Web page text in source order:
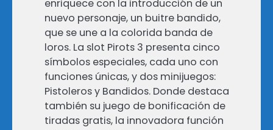
enriquece con la introducción de un
nuevo personaje, un buitre bandido,
que se une a la colorida banda de
loros. La slot Pirots 3 presenta cinco
símbolos especiales, cada uno con
funciones únicas, y dos minijuegos:
Pistoleros y Bandidos. Donde destaca
también su juego de bonificación de
tiradas gratis, la innovadora función